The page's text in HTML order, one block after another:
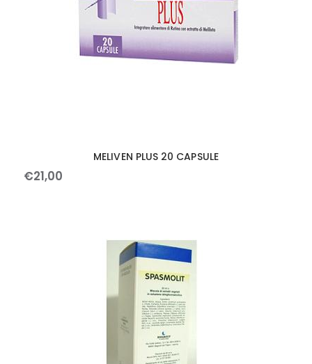
MELIVEN PLUS 20 CAPSULE
€21,00